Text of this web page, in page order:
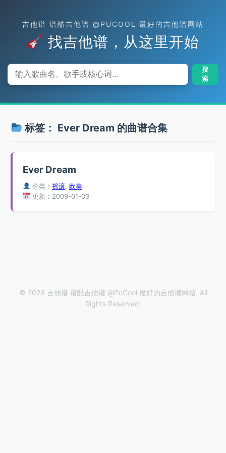
吉他谱 谱酷吉他谱 @PUCOOL 最好的吉他谱网站
找吉他谱，从这里开始
搜
索
标签： Ever Dream 的曲谱合集
Ever Dream
分类：摇滚 ,欧美
更新：2009-01-03
© 2026 吉他谱 谱酷吉他谱 @PuCool 最好的吉他谱网站. All
Rights Reserved.